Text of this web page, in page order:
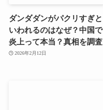
ダンダダンがパクリすぎと
いわれるのはなぜ？中国で
炎上って本当？真相を調査
2026年2月12日